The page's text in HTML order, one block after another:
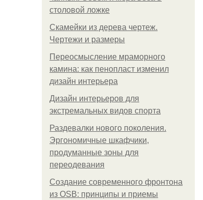
столовой ложке
Скамейки из дерева чертеж.
Чертежи и размеры
Переосмысление мраморного
камина: как пенопласт изменил
дизайн интерьера
Дизайн интерьеров для
экстремальных видов спорта
Раздевалки нового поколения.
Эргономичные шкафчики,
продуманные зоны для
переодевания
Создание современного фронтона
из OSB: принципы и приемы